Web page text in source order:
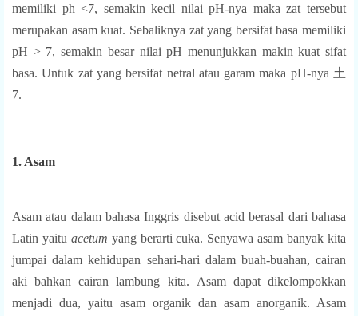
memiliki ph <7, semakin kecil nilai pH-nya maka zat tersebut
merupakan asam kuat. Sebaliknya zat yang bersifat basa memiliki
pH > 7, semakin besar nilai pH menunjukkan makin kuat sifat
basa. Untuk zat yang bersifat netral atau garam maka pH-nya 土
7.
1. Asam
Asam atau dalam bahasa Inggris disebut acid berasal dari bahasa
Latin yaitu acetum yang berarti cuka. Senyawa asam banyak kita
jumpai dalam kehidupan sehari-hari dalam buah-buahan, cairan
aki bahkan cairan lambung kita. Asam dapat dikelompokkan
menjadi dua, yaitu asam organik dan asam anorganik. Asam